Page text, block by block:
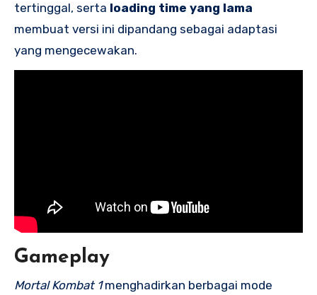
tertinggal, serta loading time yang lama
membuat versi ini dipandang sebagai adaptasi
yang mengecewakan.
Gameplay
Mortal Kombat 1menghadirkan berbagai mode